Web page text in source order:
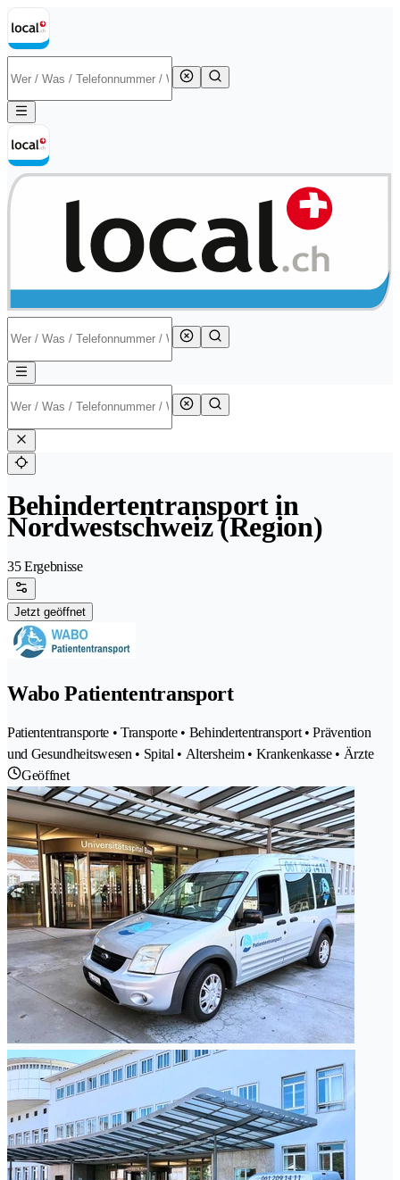
Behindertentransport in
Nordwestschweiz (Region)
35 Ergebnisse
Jetzt geöffnet
Wabo Patiententransport
Patiententransporte • Transporte • Behindertentransport • Prävention
und Gesundheitswesen • Spital • Altersheim • Krankenkasse • Ärzte
Geöffnet